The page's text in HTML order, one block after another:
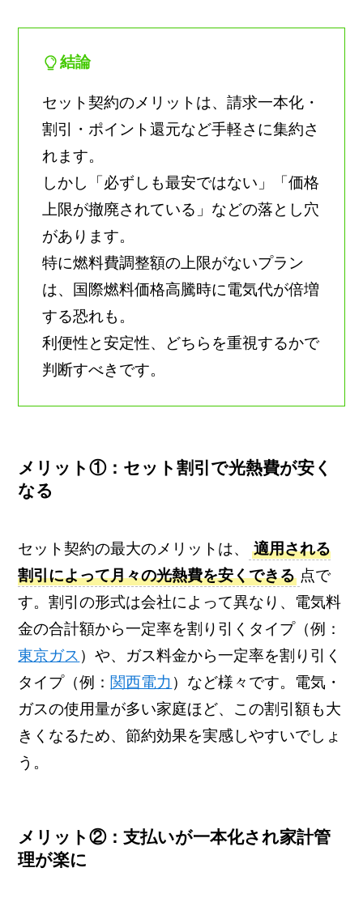
結論
セット契約のメリットは、請求一本化・
割引・ポイント還元など手軽さに集約さ
れます。
しかし「必ずしも最安ではない」「価格
上限が撤廃されている」などの落とし穴
があります。
特に燃料費調整額の上限がないプラン
は、国際燃料価格高騰時に電気代が倍増
する恐れも。
利便性と安定性、どちらを重視するかで
判断すべきです。
メリット①：セット割引で光熱費が安く
なる
セット契約の最大のメリットは、
適用される
割引によって月々の光熱費を安くできる 点で
す。割引の形式は会社によって異なり、電気料
金の合計額から一定率を割り引くタイプ（例：
東京ガス ）や、ガス料金から一定率を割り引く
タイプ（例： 関西電力 ）など様々です。電気・
ガスの使用量が多い家庭ほど、この割引額も大
きくなるため、節約効果を実感しやすいでしょ
う。
メリット②：支払いが一本化され家計管
理が楽に